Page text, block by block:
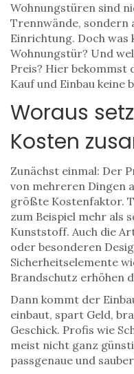
Wohnungstüren sind
Trennwände, sondern
Einrichtung. Doch
Wohnungstür? Und
Preis? Hier bekommst
Kauf und Einbau keine
Woraus
Kosten
Zunächst einmal: Der
von mehreren Dingen
größte Kostenfaktor.
zum Beispiel mehr als
Kunststoff. Auch die
oder besonderen
Sicherheitselemente
Brandschutz erhöhen
Dann kommt der
einbaut, spart Geld,
Geschick. Profis wie
meist nicht ganz
passgenaue und